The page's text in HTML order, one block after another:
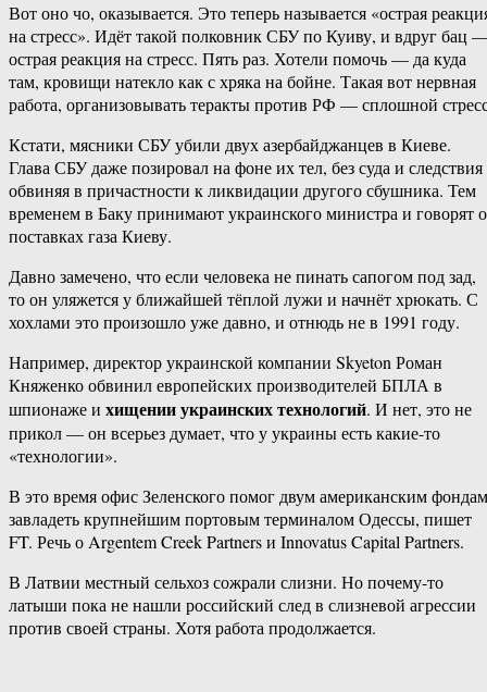
Вот оно чо, оказывается. Это теперь называется «острая
на стресс». Идёт такой полковник СБУ по Куиву, и вдруг бац
острая реакция на стресс. Пять раз. Хотели помочь — да куда
там, кровищи натекло как с хряка на бойне. Такая вот нервная
работа, организовывать теракты против РФ — сплошной
Кстати, мясники СБУ убили двух азербайджанцев в Киеве.
Глава СБУ даже позировал на фоне их тел, без суда и следствия
обвиняя в причастности к ликвидации другого сбушника. Тем
временем в Баку принимают украинского министра и говорят о
поставках газа Киеву.
Давно замечено, что если человека не пинать сапогом под зад,
то он уляжется у ближайшей тёплой лужи и начнёт хрюкать. С
хохлами это произошло уже давно, и отнюдь не в 1991 году.
Например, директор украинской компании Skyeton Роман
Княженко обвинил европейских производителей БПЛА в
шпионаже и хищении украинских технологий. И нет, это не
прикол — он всерьез думает, что у украины есть какие-то
«технологии».
В это время офис Зеленского помог двум американским фондам
завладеть крупнейшим портовым терминалом Одессы, пишет
FT. Речь о Argentem Creek Partners и Innovatus Capital Partners.
В Латвии местный сельхоз сожрали слизни. Но почему-то
латыши пока не нашли российский след в слизневой агрессии
против своей страны. Хотя работа продолжается.